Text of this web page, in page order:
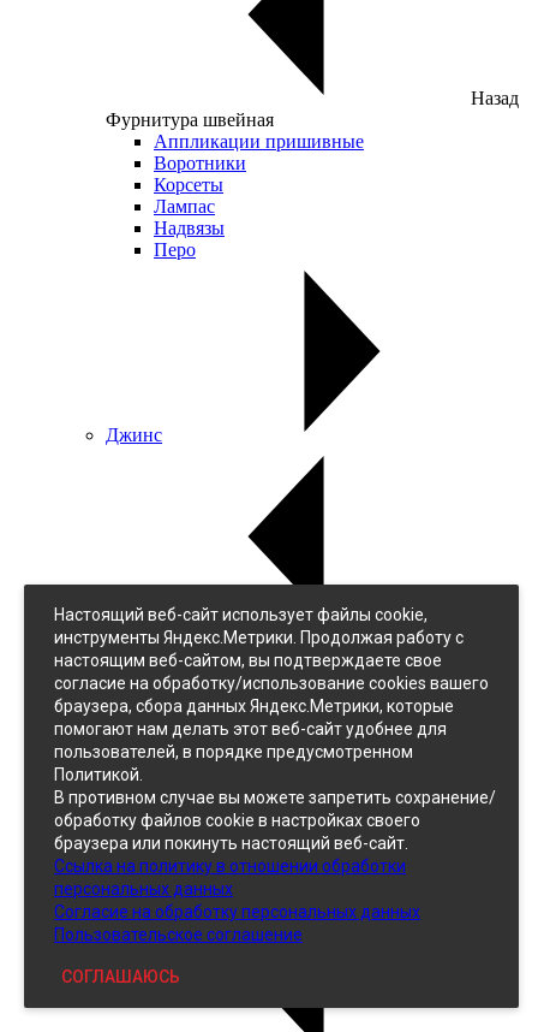
Назад
Фурнитура швейная
Аппликации пришивные
Воротники
Корсеты
Лампас
Надвязы
Перо
Джинс
Джинс
Однотонный
Принтованный
Кожзам
Настоящий веб-сайт использует файлы cookie,
инструменты Яндекс.Метрики. Продолжая работу с
настоящим веб-сайтом, вы подтверждаете свое
согласие на обработку/использование cookies вашего
браузера, сбора данных Яндекс.Метрики, которые
помогают нам делать этот веб-сайт удобнее для
пользователей, в порядке предусмотренном
Политикой.
В противном случае вы можете запретить сохранение/
обработку файлов cookie в настройках своего
браузера или покинуть настоящий веб-сайт.
Ссылка на политику в отношении обработки
персональных данных
Согласие на обработку персональных данных
Пользовательское соглашение
СОГЛАШАЮСЬ